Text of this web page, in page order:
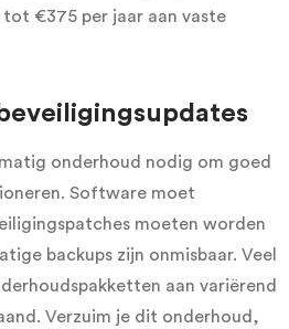
€375 per jaar aan vaste
onderhoud nodig om goed
Software moet
moeten worden
backups zijn onmisbaar. Veel
aan variërend
Verzuim je dit onderhoud,